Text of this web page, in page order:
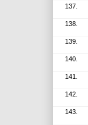
137.
138.
139.
140.
141.
142.
143.